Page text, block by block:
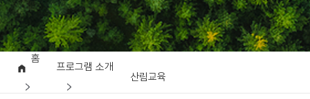
홈
프로그램 소개
산림교육